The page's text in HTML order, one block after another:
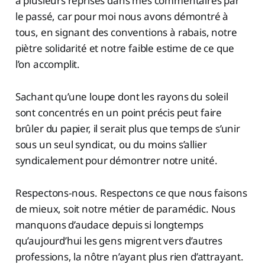
le passé, car pour moi nous avons démontré à
tous, en signant des conventions à rabais, notre
piètre solidarité et notre faible estime de ce que
l’on accomplit.
Sachant qu’une loupe dont les rayons du soleil
sont concentrés en un point précis peut faire
brûler du papier, il serait plus que temps de s’unir
sous un seul syndicat, ou du moins s’allier
syndicalement pour démontrer notre unité.
Respectons-nous. Respectons ce que nous faisons
de mieux, soit notre métier de paramédic. Nous
manquons d’audace depuis si longtemps
qu’aujourd’hui les gens migrent vers d’autres
professions, la nôtre n’ayant plus rien d’attrayant.